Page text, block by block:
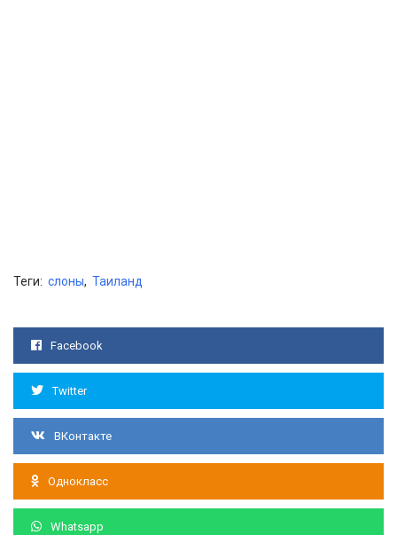
Теги: слоны, Таиланд
Facebook
Twitter
ВКонтакте
Однокласс
Whatsapp